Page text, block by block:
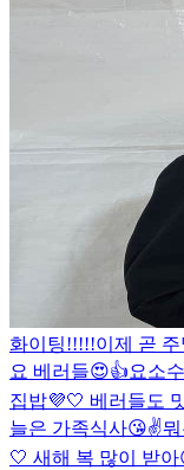
화이팅!!!!!이제 곧
요 베러들😍👍요소
집밥💜🤍 베러들도
늘은 가족식사😘✌️
🤍 새해 복 많이 받아